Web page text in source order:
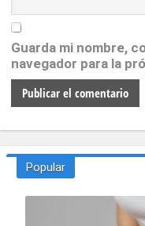
Guarda mi nombre,
navegador para la
Popular